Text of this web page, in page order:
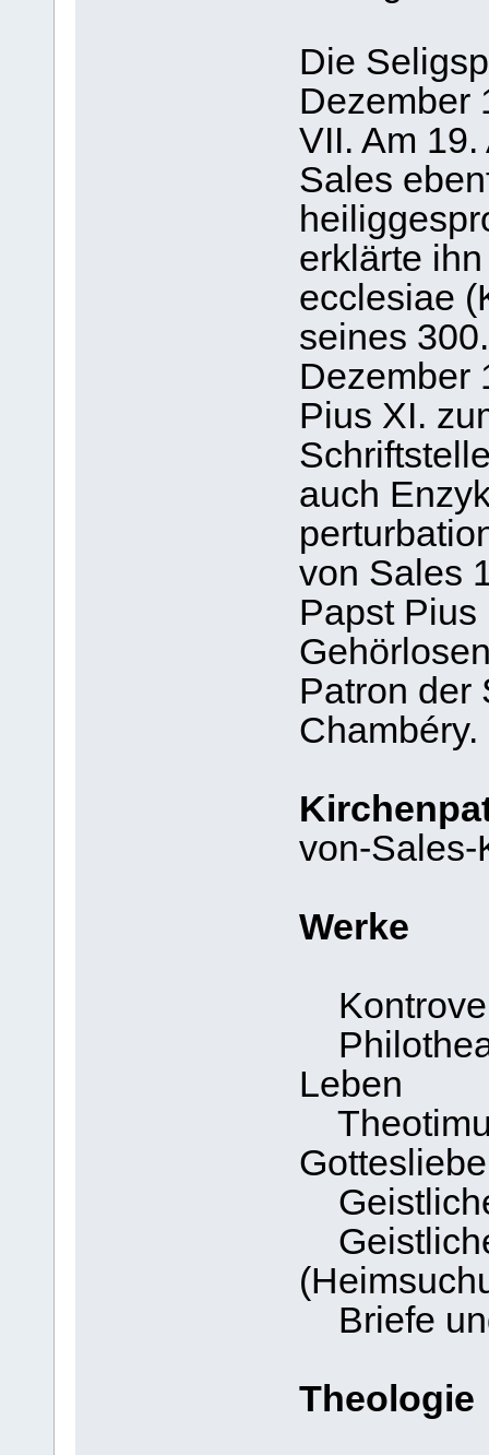
Die
Dezember
VII. Am
Sales
erklärte
ecclesiae
seines
Dezember
Pius XI.
auch
von Sales
Papst Pius
Patron der
Chambéry.
von-Sales-
Werke
Leben
Gottesliebe
Briefe
Theologie